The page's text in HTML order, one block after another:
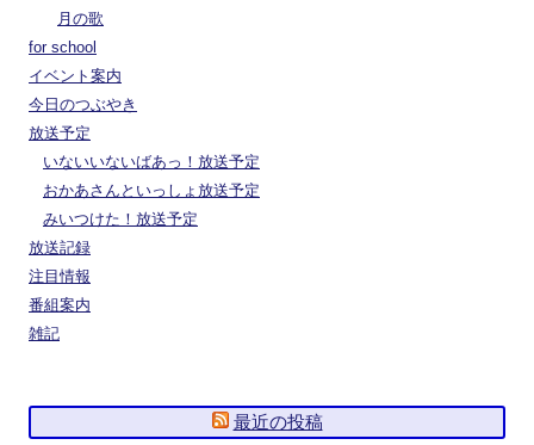
月の歌
for school
イベント案内
今日のつぶやき
放送予定
いないいないばあっ！放送予定
おかあさんといっしょ放送予定
みいつけた！放送予定
放送記録
注目情報
番組案内
雑記
最近の投稿